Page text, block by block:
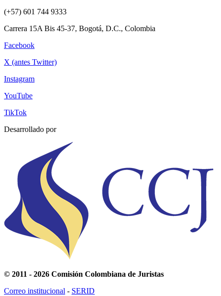
(+57) 601 744 9333
Carrera 15A Bis 45-37, Bogotá, D.C., Colombia
Facebook
X (antes Twitter)
Instagram
YouTube
TikTok
Desarrollado por
© 2011 - 2026 Comisión Colombiana de Juristas
Correo institucional - SERID